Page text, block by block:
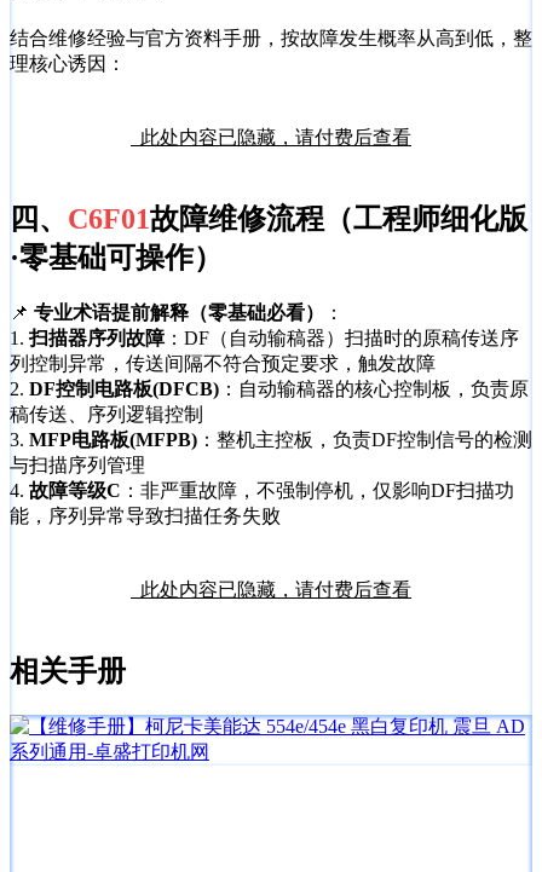
结合维修经验与官方资料手册，按故障发生概率从高到低，整
理核心诱因：
此处内容已隐藏，请付费后查看
四、 C6F01故障维修流程（工程师细化版
·零基础可操作）
📌 专业术语提前解释（零基础必看）
：
1.扫描器序列故障：DF（自动输稿器）扫描时的原稿传送序
列控制异常，传送间隔不符合预定要求，触发故障
2. DF控制电路板(DFCB) ：自动输稿器的核心控制板，负责原
稿传送、序列逻辑控制
3. MFP电路板(MFPB) ：整机主控板，负责DF控制信号的检测
与扫描序列管理
4. 故障等级C ：非严重故障，不强制停机，仅影响DF扫描功
能，序列异常导致扫描任务失败
此处内容已隐藏，请付费后查看
相关手册